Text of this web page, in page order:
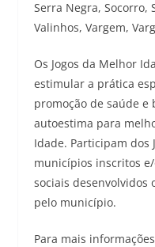
Serra Negra, Socorro,
Valinhos, Vargem,
Os Jogos da Melhor
estimular a prática
promoção de saúde e
autoestima para
Idade. Participam dos
municípios inscritos
sociais desenvolvidos
pelo município.
Para mais